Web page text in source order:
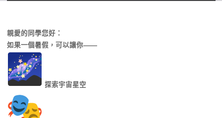
親愛的同學您好：
如果一個暑假，可以讓你——
探索宇宙星空